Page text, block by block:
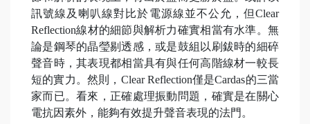
訊號線及喇叭線對比於電源線並不公允，但Clear
Reflection線材的細節與解析力確實相當有水準。無
論是鋼琴的晶瑩剔透感，或是鼓組以刷鈸時的細碎
聲音時，其表現都相當具有與任何高階線材一較長
短的實力。然則，Clear Reflection僅是Cardas的三當
家而已。看來，正確處理振動問題，確實是在關心
電抗因素外，能夠有效提升聲音表現的法門。